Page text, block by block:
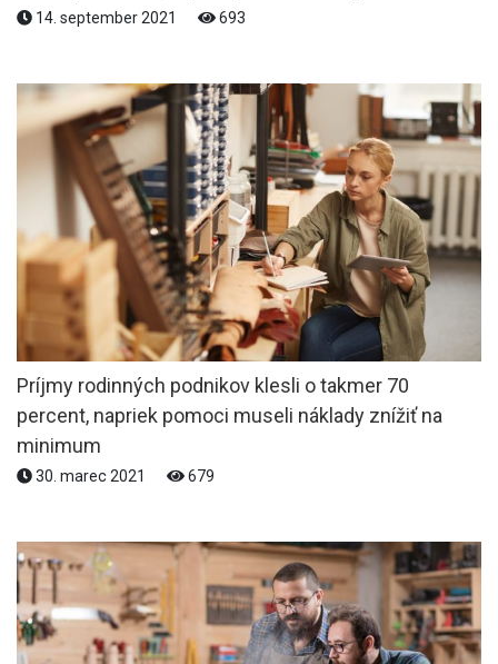
14. september 2021 693
Príjmy rodinných podnikov klesli o takmer 70
percent, napriek pomoci museli náklady znížiť na
minimum
30. marec 2021 679